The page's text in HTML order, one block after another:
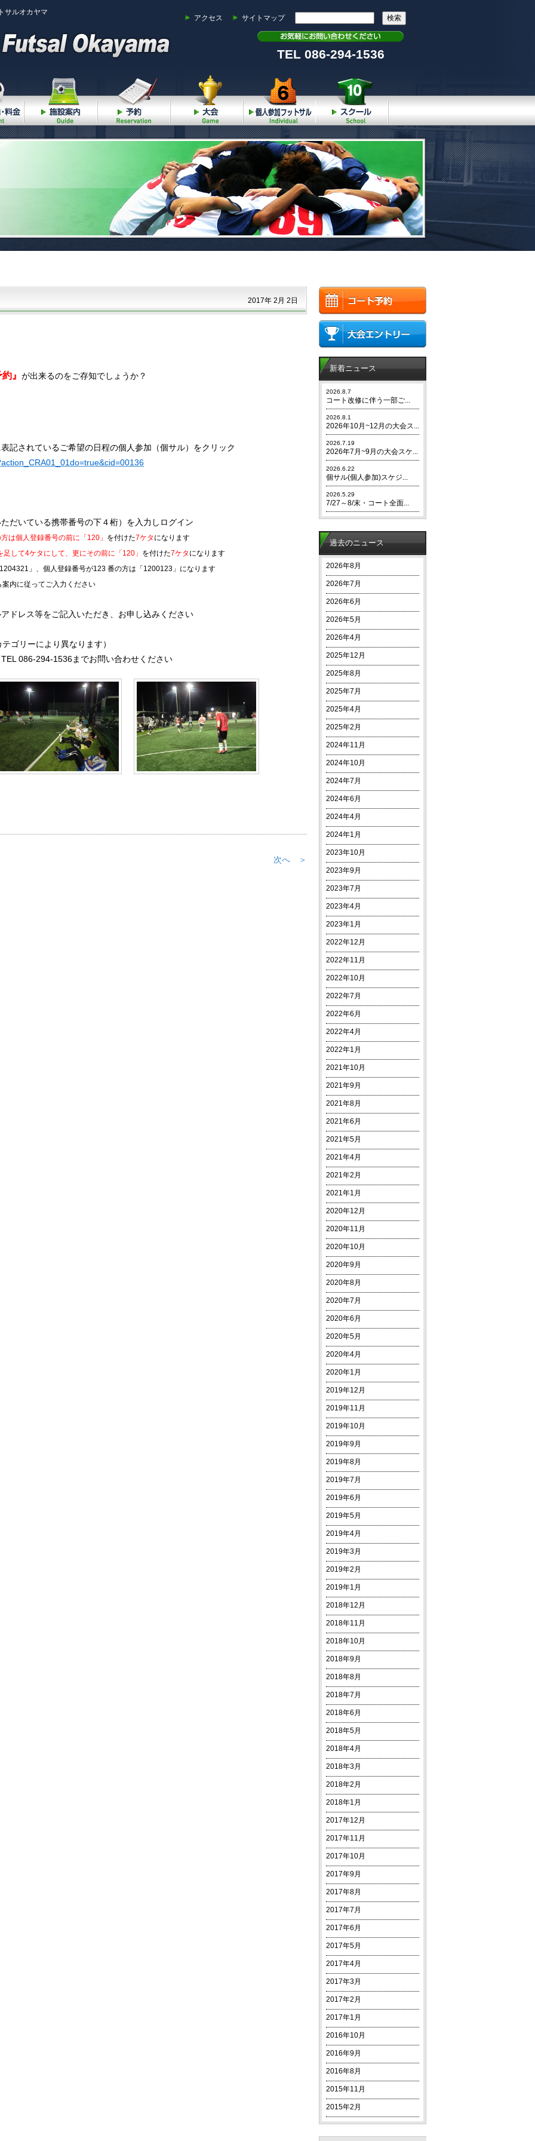
サルオカヤマ
アクセス サイトマップ
TEL 086-294-1536
ご利用案内・料金 施設案内 予約 大会 個人参加 スクール
2017年 2月 2日
』 が出来るのをご存知でしょうか？
記されているご希望の日程の個人参加（個サル）をクリック
だいている携帯番号の下４桁）を入力しログイン
は個人登録番号の前に「120」 を付けた7ケタ になります
して4ケタにして、更にその前に「120」 を付けた7ケタ になります
」、 個人登録番号が123 番の方は「1200123」になります
内に従ってご入力ください
ドレス等をご記入いただき、お申し込みください
ゴリーにより異なります）
086-294-1536までお問い合わせください
次へ ＞
新着ニュース
2026.8.7
コート改修に伴う一部ご...
2026.8.1
2026年10月~12月の大会ス...
2026.7.19
2026年7月~9月の大会スケ...
2026.6.22
個サル(個人参加)スケジ...
2026.5.29
7/27～8/末・コート全面...
過去のニュース
2026年8月
2026年7月
2026年6月
2026年5月
2026年4月
2025年12月
2025年8月
2025年7月
2025年4月
2025年2月
2024年11月
2024年10月
2024年7月
2024年6月
2024年4月
2024年1月
2023年10月
2023年9月
2023年7月
2023年4月
2023年1月
2022年12月
2022年11月
2022年10月
2022年7月
2022年6月
2022年4月
2022年1月
2021年10月
2021年9月
2021年8月
2021年6月
2021年5月
2021年4月
2021年2月
2021年1月
2020年12月
2020年11月
2020年10月
2020年9月
2020年8月
2020年7月
2020年6月
2020年5月
2020年4月
2020年1月
2019年12月
2019年11月
2019年10月
2019年9月
2019年8月
2019年7月
2019年6月
2019年5月
2019年4月
2019年3月
2019年2月
2019年1月
2018年12月
2018年11月
2018年10月
2018年9月
2018年8月
2018年7月
2018年6月
2018年5月
2018年4月
2018年3月
2018年2月
2018年1月
2017年12月
2017年11月
2017年10月
2017年9月
2017年8月
2017年7月
2017年6月
2017年5月
2017年4月
2017年3月
2017年2月
2017年1月
2016年10月
2016年9月
2016年8月
2015年11月
2015年2月